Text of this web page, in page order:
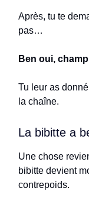
Après, tu te
pas…
Ben oui,
Tu leur as
la chaîne.
La bibitte a
Une chose
bibitte devient
contrepoids.